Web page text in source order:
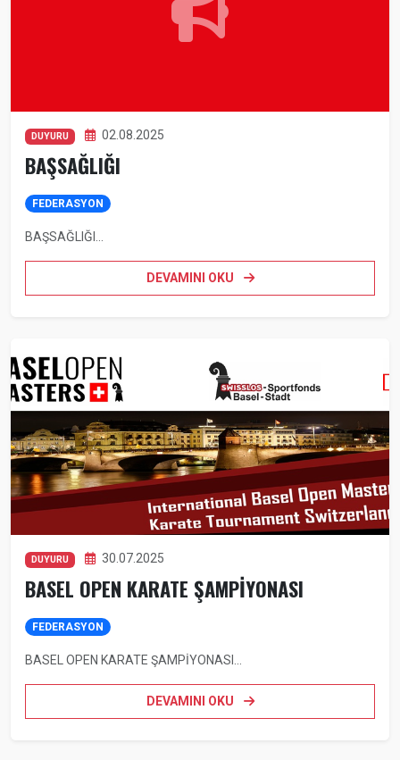
DUYURU 02.08.2025
BAŞSAĞLIĞI
FEDERASYON
BAŞSAĞLIĞI...
DEVAMINI OKU
DUYURU 30.07.2025
BASEL OPEN KARATE ŞAMPİYONASI
FEDERASYON
BASEL OPEN KARATE ŞAMPİYONASI...
DEVAMINI OKU